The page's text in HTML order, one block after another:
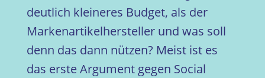
deutlich kleineres Budget, als der
Markenartikelhersteller und was soll
denn das dann nützen? Meist ist es
das erste Argument gegen Social